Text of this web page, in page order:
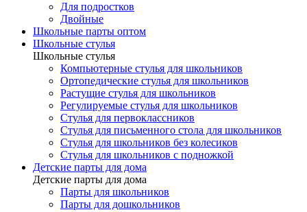
Для подростков
Двойные
Школьные парты оптом
Школьные стулья
Школьные стулья
Компьютерные стулья для школьников
Ортопедические стулья для школьников
Растущие стулья для школьников
Регулируемые стулья для школьников
Стулья для первоклассников
Стулья для письменного стола для школьников
Стулья для школьников без колесиков
Стулья для школьников с подножкой
Детские парты для дома
Детские парты для дома
Парты для школьников
Парты для дошкольников